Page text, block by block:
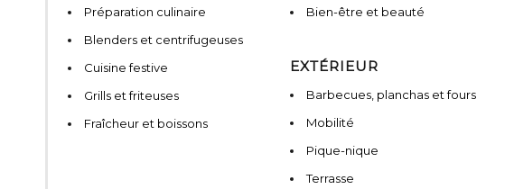
Préparation culinaire
Blenders et centrifugeuses
Cuisine festive
Grills et friteuses
Fraîcheur et boissons
Bien-être et beauté
EXTÉRIEUR
Barbecues, planchas et fours
Mobilité
Pique-nique
Terrasse